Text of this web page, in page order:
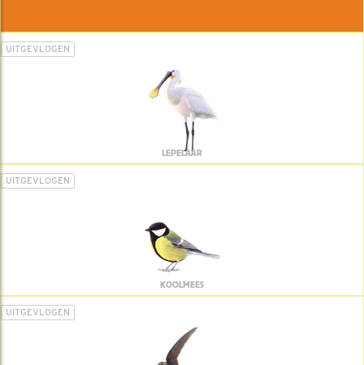
UITGEVLOGEN
LEPELAAR
UITGEVLOGEN
KOOLMEES
UITGEVLOGEN